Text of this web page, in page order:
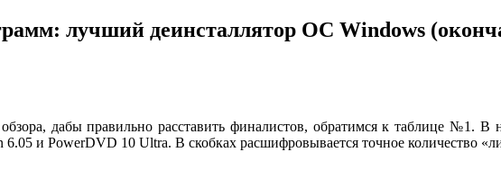
лучший деинсталлятор ОС Windows
дабы правильно расставить финалистов, обратимся к таблице №1. В
и PowerDVD 10 Ultra. В скобках расшифровывается точное количество